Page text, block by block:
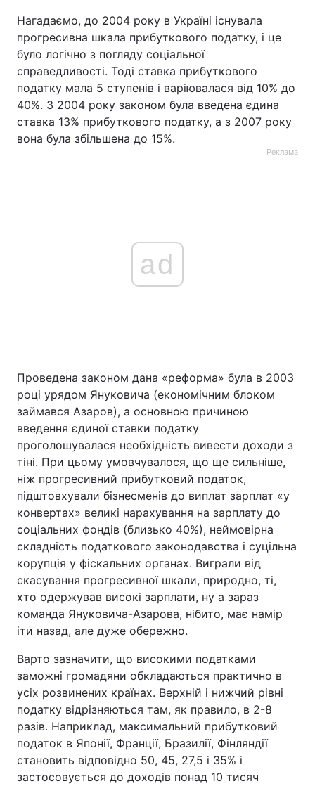
Нагадаємо, до 2004 року в Україні існувала
прогресивна шкала прибуткового податку, і це
було логічно з погляду соціальної
справедливості. Тоді ставка прибуткового
податку мала 5 ступенів і варіювалася від 10% до
40%. З 2004 року законом була введена єдина
ставка 13% прибуткового податку, а з 2007 року
вона була збільшена до 15%.
Реклама
ad
Проведена законом дана «реформа» була в 2003
році урядом Януковича (економічним блоком
займався Азаров), а основною причиною
введення єдиної ставки податку
проголошувалася необхідність вивести доходи з
тіні. При цьому умовчувалося, що ще сильніше,
ніж прогресивний прибутковий податок,
підштовхували бізнесменів до виплат зарплат «у
конвертах» великі нарахування на зарплату до
соціальних фондів (близько 40%), неймовірна
складність податкового законодавства і суцільна
корупція у фіскальних органах. Виграли від
скасування прогресивної шкали, природно, ті,
хто одержував високі зарплати, ну а зараз
команда Януковича-Азарова, нібито, має намір
іти назад, але дуже обережно.
Варто зазначити, що високими податками
заможні громадяни обкладаються практично в
усіх розвинених країнах. Верхній і нижчий рівні
податку відрізняються там, як правило, в 2-8
разів. Наприклад, максимальний прибутковий
податок в Японії, Франції, Бразилії, Фінляндії
становить відповідно 50, 45, 27,5 і 35% і
застосовується до доходів понад 10 тисяч